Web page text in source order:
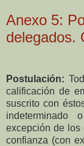
Anexo 5:
delegados.
Postulación:
calificación de
suscrito con
indeterminado
excepción de los
confianza (con